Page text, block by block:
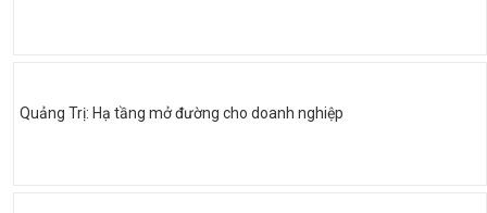
Quảng Trị: Hạ tầng mở đường cho doanh nghiệp